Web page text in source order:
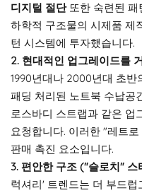
디지털 절단또한 숙련된 패
하학적 구조물의 시제품 ​​제
턴 시스템에 투자했습니다.
2. 현대적인 업그레이드를
1990년대나 2000년대 초
패딩 처리된 노트북 수납공
로스바디 스트랩과 같은 업
요청합니다. 이러한 "레트
판매 촉진 요소입니다.
3. 편안한 구조 ("슬로치"
럭셔리' 트렌드는 더 부드